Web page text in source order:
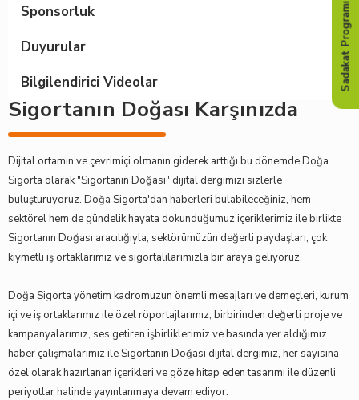
Sponsorluk
Duyurular
Bilgilendirici Videolar
Sigortanın Doğası Karşınızda
Dijital ortamın ve çevrimiçi olmanın giderek arttığı bu dönemde Doğa
Sigorta olarak "Sigortanın Doğası" dijital dergimizi sizlerle
buluşturuyoruz. Doğa Sigorta'dan haberleri bulabileceğiniz, hem
sektörel hem de gündelik hayata dokunduğumuz içeriklerimiz ile birlikte
Sigortanın Doğası aracılığıyla; sektörümüzün değerli paydaşları, çok
kıymetli iş ortaklarımız ve sigortalılarımızla bir araya geliyoruz.
Doğa Sigorta yönetim kadromuzun önemli mesajları ve demeçleri, kurum
içi ve iş ortaklarımız ile özel röportajlarımız, birbirinden değerli proje ve
kampanyalarımız, ses getiren işbirliklerimiz ve basında yer aldığımız
haber çalışmalarımız ile Sigortanın Doğası dijital dergimiz, her sayısına
özel olarak hazırlanan içerikleri ve göze hitap eden tasarımı ile düzenli
periyotlar halinde yayınlanmaya devam ediyor.
Sadakat Programı